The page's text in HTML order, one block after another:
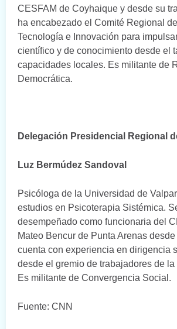
CESFAM de Coyhaique y desde su
ha encabezado el Comité Regional
Tecnología e Innovación para
científico y de conocimiento desde el
capacidades locales. Es militante de
Democrática.
Delegación Presidencial Regional
Luz Bermúdez Sandoval
Psicóloga de la Universidad de
estudios en Psicoterapia Sistémica.
desempeñado como funcionaria del
Mateo Bencur de Punta Arenas
cuenta con experiencia en dirigencia
desde el gremio de trabajadores de
Es militante de Convergencia Social.
Fuente: CNN